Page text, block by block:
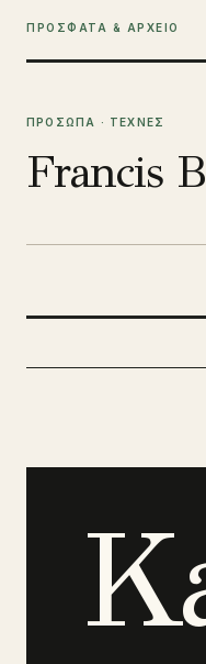
ΠΡΟΣΦΑΤΑ & ΑΡΧΕΙΟ
ΠΡΟΣΩΠΑ · ΤΕΧΝΕΣ
Francis